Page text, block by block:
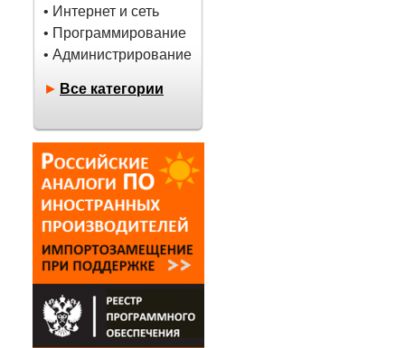
• Интернет и сеть
• Программирование
• Администрирование
► Все категории